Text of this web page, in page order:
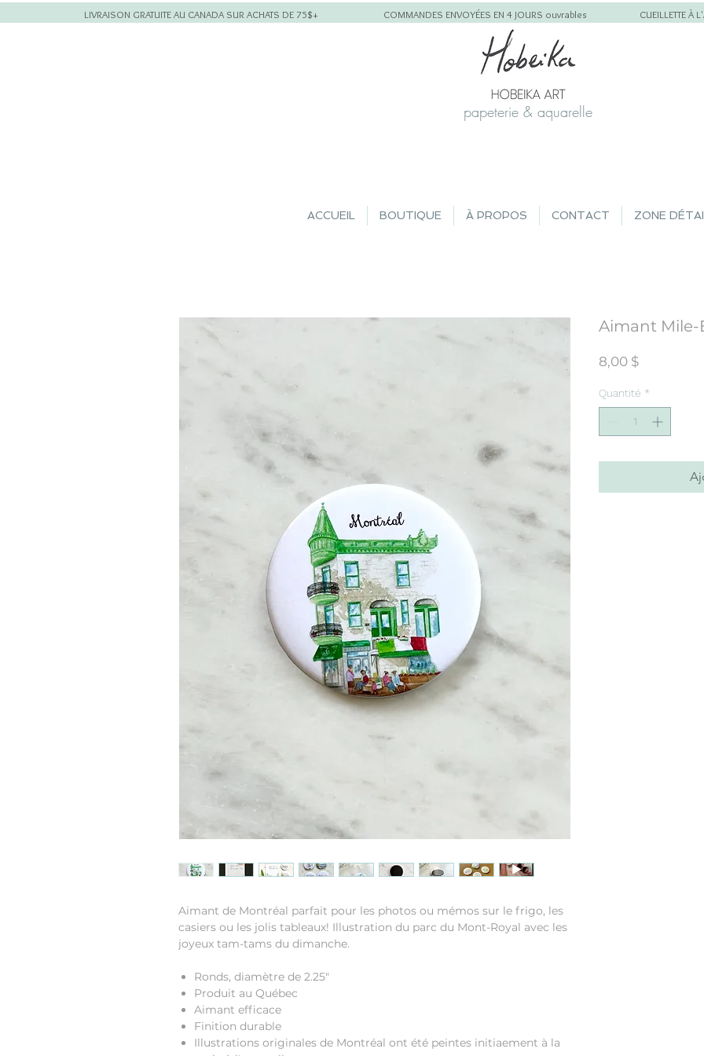
LIVRAISON GRATUITE AU CANADA SUR ACHATS DE 75$+ COMMANDES ENVOYÉES EN 4 JOURS ouvrables CUEILLETTE À
papeterie & aquarelle
ACCUEIL BOUTIQUE À PROPOS CONTACT ZONE
Aimant de Montréal parfait pour les photos ou mémos sur le frigo, les
casiers ou les jolis tableaux! Illustration du parc du Mont-Royal avec les
joyeux tam-tams du dimanche.
Ronds, diamètre de 2.25"
Produit au Québec
Aimant efficace
Finition durable
Illustrations originales de Montréal ont été peintes initiaement à la
Aimant Mile-
8,00 $Prix
Quantité *